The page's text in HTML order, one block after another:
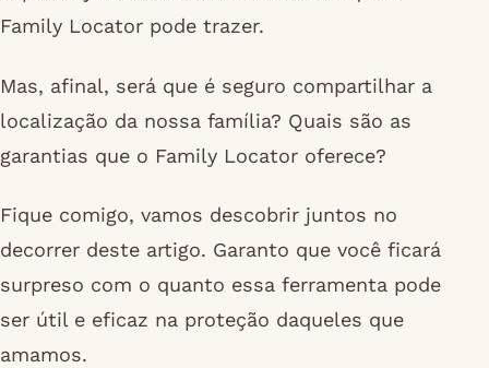
Family Locator pode trazer.
Mas, afinal, será que é seguro compartilhar a
localização da nossa família? Quais são as
garantias que o Family Locator oferece?
Fique comigo, vamos descobrir juntos no
decorrer deste artigo. Garanto que você ficará
surpreso com o quanto essa ferramenta pode
ser útil e eficaz na proteção daqueles que
amamos.